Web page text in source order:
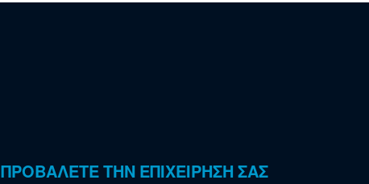
ΠΡΟΒΑΛΕΤΕ ΤΗΝ ΕΠΙΧΕΙΡΗΣΗ ΣΑΣ